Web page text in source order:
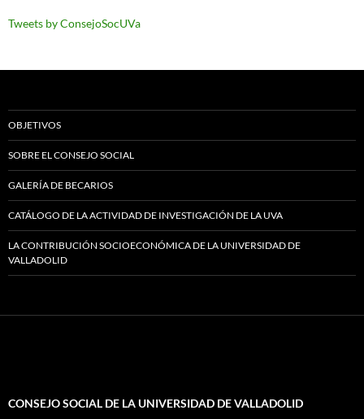
Tweets by ConsejoSocUVa
OBJETIVOS
SOBRE EL CONSEJO SOCIAL
GALERÍA DE BECARIOS
CATÁLOGO DE LA ACTIVIDAD DE INVESTIGACIÓN DE LA UVA
LA CONTRIBUCIÓN SOCIOECONÓMICA DE LA UNIVERSIDAD DE
VALLADOLID
CONSEJO SOCIAL DE LA UNIVERSIDAD DE VALLADOLID